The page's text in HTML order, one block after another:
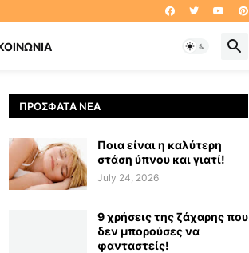
ΠΡΌΣΦΑΤΑ ΝΈΑ
Ποια είναι η καλύτερη
στάση ύπνου και γιατί!
July 24, 2026
9 χρήσεις της ζάχαρης που
δεν μπορούσες να
φανταστείς!